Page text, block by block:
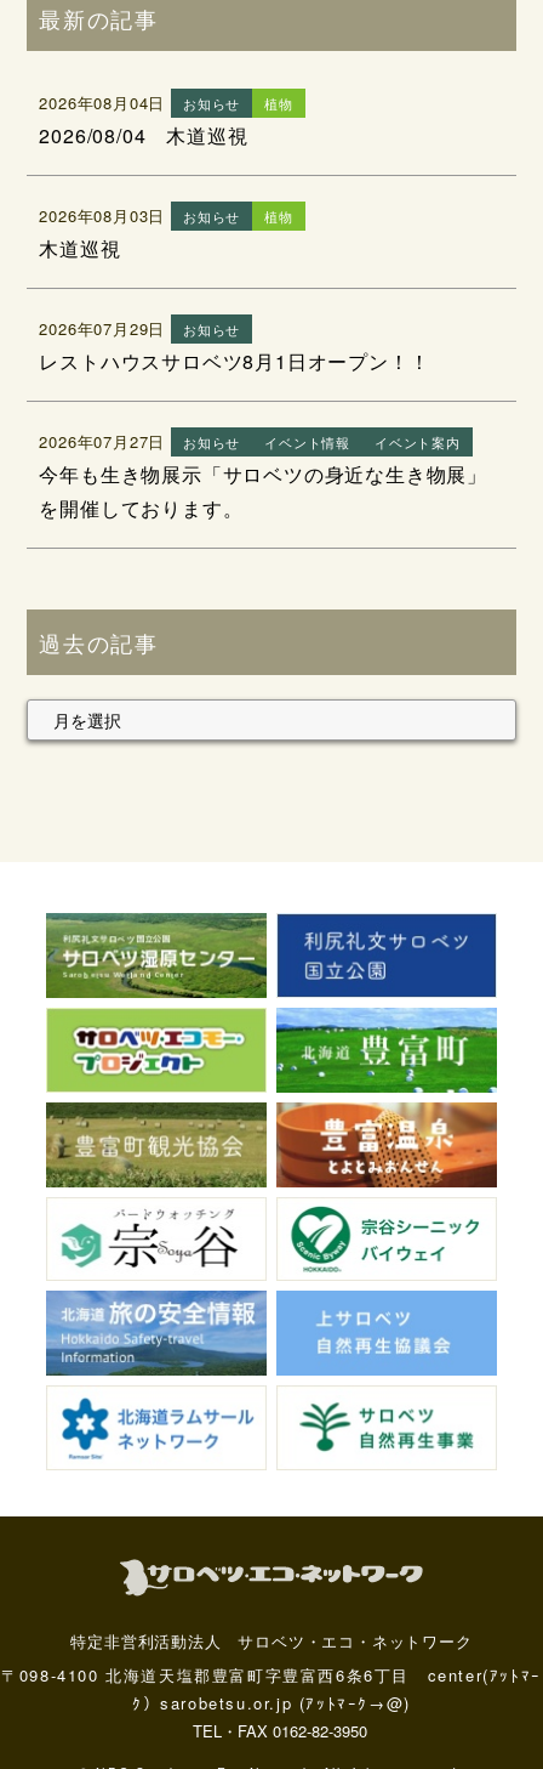
最新の記事
2026年08月04日 お知らせ 植物
2026/08/04 木道巡視
2026年08月03日 お知らせ 植物
木道巡視
2026年07月29日 お知らせ
レストハウスサロベツ8月1日オープン！！
2026年07月27日 お知らせ イベント情報 イベント案内
今年も生き物展示「サロベツの身近な生き物展」
を開催しております。
過去の記事
特定非営利活動法人 サロベツ・エコ・ネットワーク
〒098-4100 北海道天塩郡豊富町字豊富西6条6丁目 center(ｱｯﾄﾏｰ
ｸ）sarobetsu.or.jp (ｱｯﾄﾏｰｸ→@)
TEL・FAX 0162-82-3950